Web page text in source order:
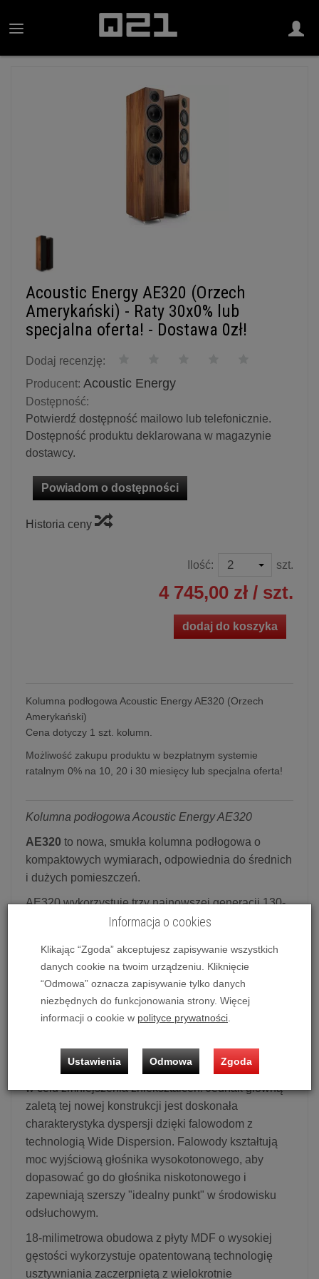
Acoustic Energy AE320 (Orzech
Amerykański) - Raty 30x0% lub
specjalna oferta! - Dostawa 0zł!
Dodaj recenzję:
Producent: Acoustic Energy
Dostępność:
Potwierdź dostępność mailowo lub telefonicznie.
Dostępność produktu deklarowana w magazynie
dostawcy.
Powiadom o dostępności
Historia ceny
Ilość: szt.
4 745,00 zł / szt.
dodaj do koszyka
Kolumna podłogowa Acoustic Energy AE320 (Orzech
Amerykański)
Cena dotyczy 1 szt. kolumn.
Możliwość zakupu produktu w bezpłatnym systemie
ratalnym 0% na 10, 20 i 30 miesięcy lub specjalna oferta!
Kolumna podłogowa Acoustic Energy AE320
AE320 to nowa, smukła kolumna podłogowa o
kompaktowych wymiarach, odpowiednia do średnich
i dużych pomieszczeń.
AE320 wykorzystuje trzy najnowszej generacji 130-
milimetrowe przetworniki nisko-średniotonowe.
aluminium, który został opracowany specjalnie dla
serii 300, z ultrapłytkim profilem, ultrawysokiej mocy
i system długiego wychylenia - nowy przetwornik
charakteryzuje się lepszą dyspersją, rozszerzonym
uderzeniem basu i ogólną mocą.
28-milimetrowy aluminiowy głośnik wysokotonowy
zapewnia wysoką moc i niski rezonans podstawowy
w celu zmniejszenia zniekształceń. Jednak główną
zaletą tej nowej konstrukcji jest doskonała
charakterystyka dyspersji dzięki falowodom z
technologią Wide Dispersion. Falowody kształtują
moc wyjściową głośnika wysokotonowego, aby
dopasować go do głośnika niskotonowego i
zapewniają szerszy "idealny punkt" w środowisku
odsłuchowym.
18-milimetrowa obudowa z płyty MDF o wysokiej
gęstości wykorzystuje opatentowaną technologię
usztywniania zaczerpniętą z wielokrotnie
Informacja o cookies
Klikając “Zgoda” akceptujesz zapisywanie wszystkich
danych cookie na twoim urządzeniu. Kliknięcie
“Odmowa” oznacza zapisywanie tylko danych
niezbędnych do funkcjonowania strony. Więcej
informacji o cookie w polityce prywatności
Ustawienia Odmowa Zgoda